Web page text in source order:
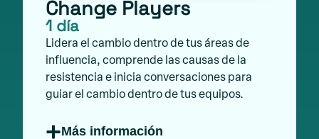
Change Players
1 día
Lidera el cambio dentro de tus áreas de
influencia, comprende las causas de la
resistencia e inicia conversaciones para
guiar el cambio dentro de tus equipos.
Más información